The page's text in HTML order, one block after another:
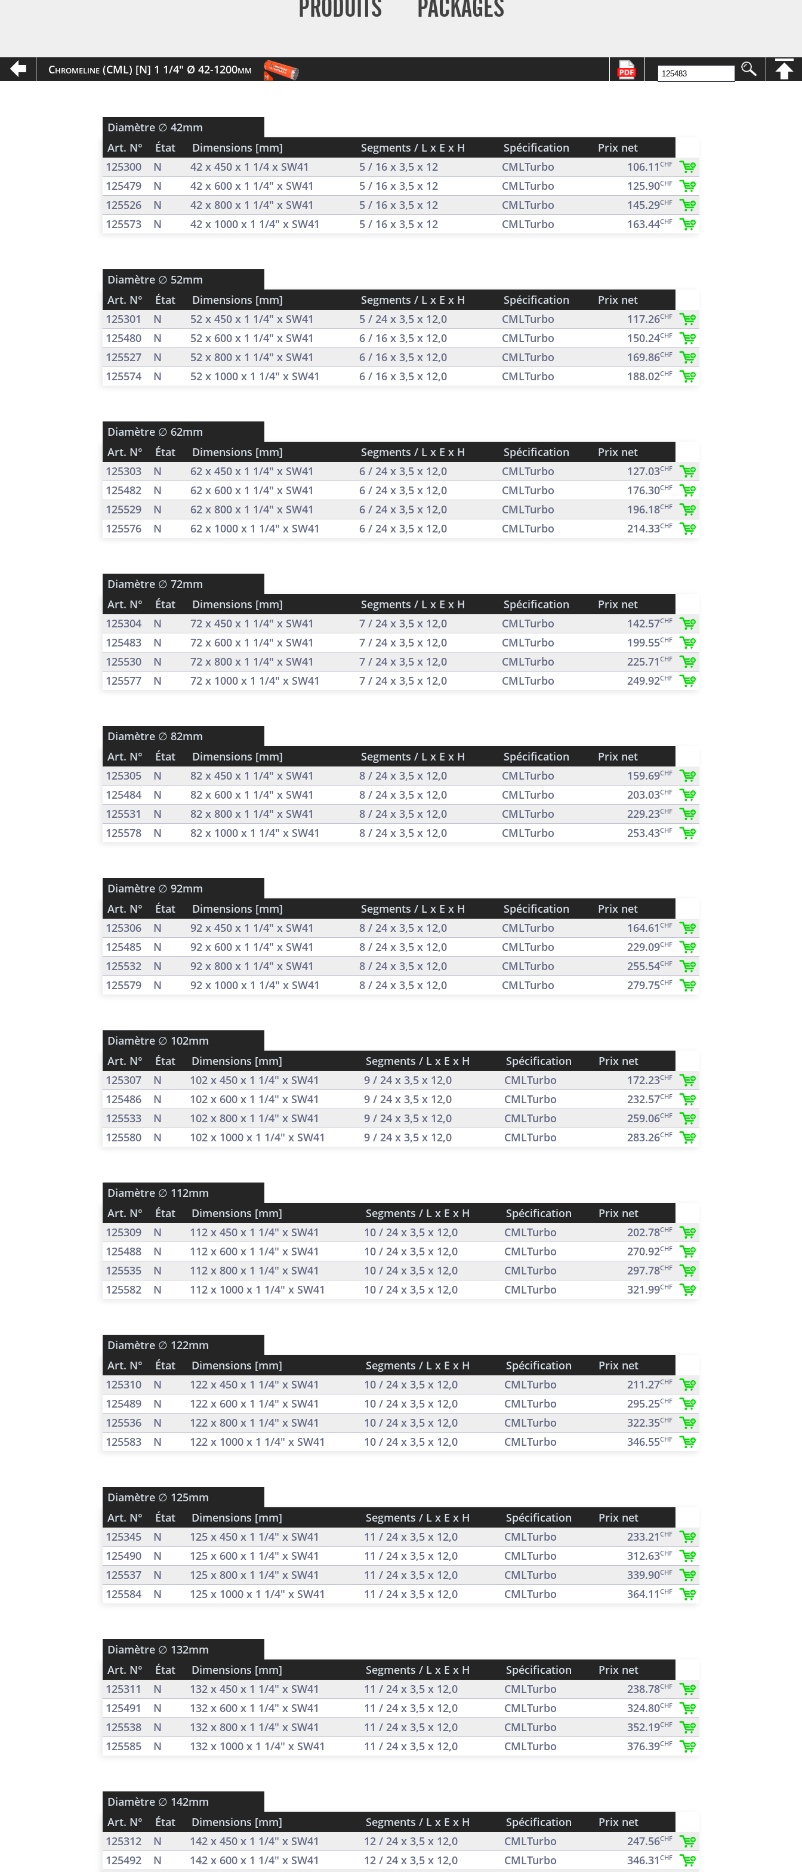
PRODUITS PACKAGES
Chromeline (CML) [N] 1 1/4" Ø 42-1200mm
Diamètre ∅ 42mm
Art. N°
État Dimensions [mm] Segments / L x E x H Spécification
Prix net
125300
N 42 x 450 x 1 1/4 x SW41 5 / 16 x 3,5 x 12 CMLTurbo 106.11 CHF
125479 N 42 x 600 x 1 1/4" x SW41 5 / 16 x 3,5 x 12 CMLTurbo 125.90CHF
125526 N 42 x 800 x 1 1/4" x SW41 5 / 16 x 3,5 x 12 CMLTurbo 145.29CHF
125573 N 42 x 1000 x 1 1/4" x SW41 5 / 16 x 3,5 x 12 CMLTurbo 163.44CHF
Diamètre ∅ 52mm
Art. N°
État Dimensions [mm] Segments / L x E x H Spécification
Prix net
125301
N 52 x 450 x 1 1/4" x SW41 5 / 24 x 3,5 x 12,0 CMLTurbo 117.26CHF
125480 N 52 x 600 x 1 1/4" x SW41 6 / 16 x 3,5 x 12,0 CMLTurbo 150.24CHF
125527 N 52 x 800 x 1 1/4" x SW41 6 / 16 x 3,5 x 12,0 CMLTurbo 169.86CHF
125574 N 52 x 1000 x 1 1/4" x SW41 6 / 16 x 3,5 x 12,0 CMLTurbo 188.02CHF
Diamètre ∅ 62mm
Art. N°
État Dimensions [mm] Segments / L x E x H Spécification
Prix net
125303
N 62 x 450 x 1 1/4" x SW41 6 / 24 x 3,5 x 12,0 CMLTurbo 127.03CHF
125482 N 62 x 600 x 1 1/4" x SW41 6 / 24 x 3,5 x 12,0 CMLTurbo 176.30CHF
125529 N 62 x 800 x 1 1/4" x SW41 6 / 24 x 3,5 x 12,0 CMLTurbo 196.18CHF
125576 N 62 x 1000 x 1 1/4" x SW41 6 / 24 x 3,5 x 12,0 CMLTurbo 214.33CHF
Diamètre ∅ 72mm
Art. N°
État Dimensions [mm] Segments / L x E x H Spécification
Prix net
125304
N 72 x 450 x 1 1/4" x SW41 7 / 24 x 3,5 x 12,0 CMLTurbo 142.57CHF
125483 N 72 x 600 x 1 1/4" x SW41 7 / 24 x 3,5 x 12,0 CMLTurbo 199.55CHF
125530 N 72 x 800 x 1 1/4" x SW41 7 / 24 x 3,5 x 12,0 CMLTurbo 225.71 CHF
125577 N 72 x 1000 x 1 1/4" x SW41 7 / 24 x 3,5 x 12,0 CMLTurbo 249.92CHF
Diamètre ∅ 82mm
Art. N°
État Dimensions [mm] Segments / L x E x H Spécification
Prix net
125305
N 82 x 450 x 1 1/4" x SW41 8 / 24 x 3,5 x 12,0 CMLTurbo 159.69CHF
125484 N 82 x 600 x 1 1/4" x SW41 8 / 24 x 3,5 x 12,0 CMLTurbo 203.03CHF
125531 N 82 x 800 x 1 1/4" x SW41 8 / 24 x 3,5 x 12,0 CMLTurbo 229.23CHF
125578 N 82 x 1000 x 1 1/4" x SW41 8 / 24 x 3,5 x 12,0 CMLTurbo 253.43CHF
Diamètre ∅ 92mm
Art. N°
État Dimensions [mm] Segments / L x E x H Spécification
Prix net
125306
N 92 x 450 x 1 1/4" x SW41 8 / 24 x 3,5 x 12,0 CMLTurbo 164.61 CHF
125485 N 92 x 600 x 1 1/4" x SW41 8 / 24 x 3,5 x 12,0 CMLTurbo 229.09CHF
125532 N 92 x 800 x 1 1/4" x SW41 8 / 24 x 3,5 x 12,0 CMLTurbo 255.54CHF
125579 N 92 x 1000 x 1 1/4" x SW41 8 / 24 x 3,5 x 12,0 CMLTurbo 279.75CHF
Diamètre ∅ 102mm
Art. N°
État Dimensions [mm] Segments / L x E x H Spécification
Prix net
125307
N 102 x 450 x 1 1/4" x SW41 9 / 24 x 3,5 x 12,0 CMLTurbo 172.23CHF
125486 N 102 x 600 x 1 1/4" x SW41 9 / 24 x 3,5 x 12,0 CMLTurbo 232.57CHF
125533 N 102 x 800 x 1 1/4" x SW41 9 / 24 x 3,5 x 12,0 CMLTurbo 259.06CHF
125580 N 102 x 1000 x 1 1/4" x SW41 9 / 24 x 3,5 x 12,0 CMLTurbo 283.26CHF
Diamètre ∅ 112mm
Art. N°
État Dimensions [mm] Segments / L x E x H Spécification
Prix net
125309
N 112 x 450 x 1 1/4" x SW41 10 / 24 x 3,5 x 12,0 CMLTurbo 202.78CHF
125488 N 112 x 600 x 1 1/4" x SW41 10 / 24 x 3,5 x 12,0 CMLTurbo 270.92CHF
125535 N 112 x 800 x 1 1/4" x SW41 10 / 24 x 3,5 x 12,0 CMLTurbo 297.78CHF
125582 N 112 x 1000 x 1 1/4" x SW41 10 / 24 x 3,5 x 12,0 CMLTurbo 321.99CHF
Diamètre ∅ 122mm
Art. N°
État Dimensions [mm] Segments / L x E x H Spécification
Prix net
125310
N 122 x 450 x 1 1/4" x SW41 10 / 24 x 3,5 x 12,0 CMLTurbo 211.27CHF
125489 N 122 x 600 x 1 1/4" x SW41 10 / 24 x 3,5 x 12,0 CMLTurbo 295.25CHF
125536 N 122 x 800 x 1 1/4" x SW41 10 / 24 x 3,5 x 12,0 CMLTurbo 322.35CHF
125583 N 122 x 1000 x 1 1/4" x SW41 10 / 24 x 3,5 x 12,0 CMLTurbo 346.55CHF
Diamètre ∅ 125mm
Art. N°
État Dimensions [mm] Segments / L x E x H Spécification
Prix net
125345
N 125 x 450 x 1 1/4" x SW41 11 / 24 x 3,5 x 12,0 CMLTurbo 233.21 CHF
125490 N 125 x 600 x 1 1/4" x SW41 11 / 24 x 3,5 x 12,0 CMLTurbo 312.63CHF
125537 N 125 x 800 x 1 1/4" x SW41 11 / 24 x 3,5 x 12,0 CMLTurbo 339.90CHF
125584 N 125 x 1000 x 1 1/4" x SW41 11 / 24 x 3,5 x 12,0 CMLTurbo 364.11 CHF
Diamètre ∅ 132mm
Art. N°
État Dimensions [mm] Segments / L x E x H Spécification
Prix net
125311
N 132 x 450 x 1 1/4" x SW41 11 / 24 x 3,5 x 12,0 CMLTurbo 238.78CHF
125491 N 132 x 600 x 1 1/4" x SW41 11 / 24 x 3,5 x 12,0 CMLTurbo 324.80CHF
125538 N 132 x 800 x 1 1/4" x SW41 11 / 24 x 3,5 x 12,0 CMLTurbo 352.19CHF
125585 N 132 x 1000 x 1 1/4" x SW41 11 / 24 x 3,5 x 12,0 CMLTurbo 376.39CHF
Diamètre ∅ 142mm
Art. N°
État Dimensions [mm] Segments / L x E x H Spécification
Prix net
125312
N 142 x 450 x 1 1/4" x SW41 12 / 24 x 3,5 x 12,0 CMLTurbo 247.56CHF
125492 N 142 x 600 x 1 1/4" x SW41 12 / 24 x 3,5 x 12,0 CMLTurbo 346.31 CHF